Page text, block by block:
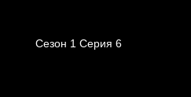
Сезон 1 Серия 6